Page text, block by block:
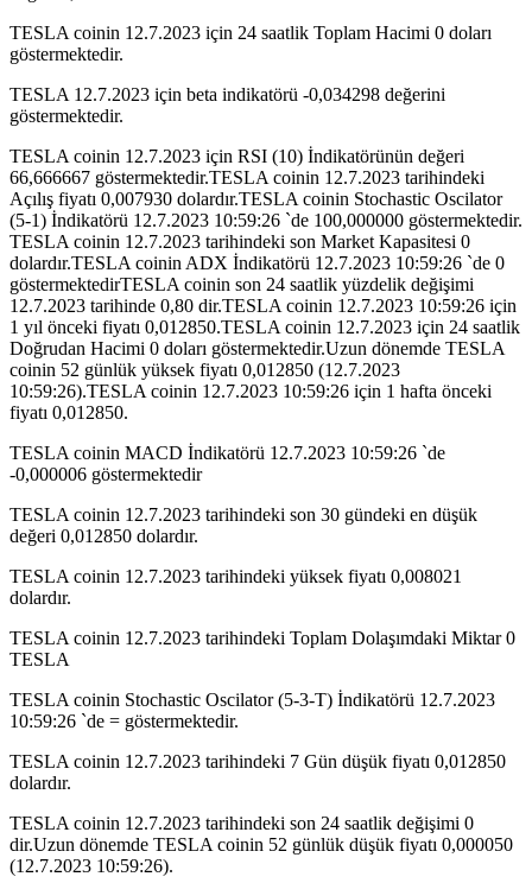
TESLA coinin 12.7.2023 için 24 saatlik Toplam Hacimi 0 doları
göstermektedir.
TESLA 12.7.2023 için beta indikatörü -0,034298 değerini
göstermektedir.
TESLA coinin 12.7.2023 için RSI (10) İndikatörünün değeri
66,666667 göstermektedir.TESLA coinin 12.7.2023 tarihindeki
Açılış fiyatı 0,007930 dolardır.TESLA coinin Stochastic Oscilator
(5-1) İndikatörü 12.7.2023 10:59:26 `de 100,000000 göstermektedir.
TESLA coinin 12.7.2023 tarihindeki son Market Kapasitesi 0
dolardır.TESLA coinin ADX İndikatörü 12.7.2023 10:59:26 `de 0
göstermektedirTESLA coinin son 24 saatlik yüzdelik değişimi
12.7.2023 tarihinde 0,80 dir.TESLA coinin 12.7.2023 10:59:26 için
1 yıl önceki fiyatı 0,012850.TESLA coinin 12.7.2023 için 24 saatlik
Doğrudan Hacimi 0 doları göstermektedir.Uzun dönemde TESLA
coinin 52 günlük yüksek fiyatı 0,012850 (12.7.2023
10:59:26).TESLA coinin 12.7.2023 10:59:26 için 1 hafta önceki
fiyatı 0,012850.
TESLA coinin MACD İndikatörü 12.7.2023 10:59:26 `de
-0,000006 göstermektedir
TESLA coinin 12.7.2023 tarihindeki son 30 gündeki en düşük
değeri 0,012850 dolardır.
TESLA coinin 12.7.2023 tarihindeki yüksek fiyatı 0,008021
dolardır.
TESLA coinin 12.7.2023 tarihindeki Toplam Dolaşımdaki Miktar 0
TESLA
TESLA coinin Stochastic Oscilator (5-3-T) İndikatörü 12.7.2023
10:59:26 `de = göstermektedir.
TESLA coinin 12.7.2023 tarihindeki 7 Gün düşük fiyatı 0,012850
dolardır.
TESLA coinin 12.7.2023 tarihindeki son 24 saatlik değişimi 0
dir.Uzun dönemde TESLA coinin 52 günlük düşük fiyatı 0,000050
(12.7.2023 10:59:26).